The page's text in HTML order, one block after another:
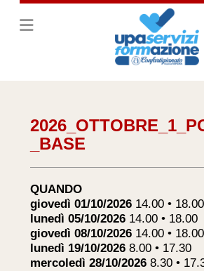
_BASE
QUANDO
giovedì 01/10/2026 14.00 • 18.00
lunedì 05/10/2026 14.00 • 18.00
giovedì 08/10/2026 14.00 • 18.00
lunedì 19/10/2026 8.00 • 17.30
mercoledì 28/10/2026 8.30 •